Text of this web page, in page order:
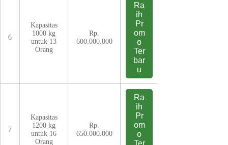
6
Kapasitas
1000 kg
untuk 13
Orang
Rp.
600.000.000
Ra
ih
Pr
om
o
Ter
bar
u
7
Kapasitas
1200 kg
untuk 16
Orang
Rp.
650.000.000
Ra
ih
Pr
om
o
Ter